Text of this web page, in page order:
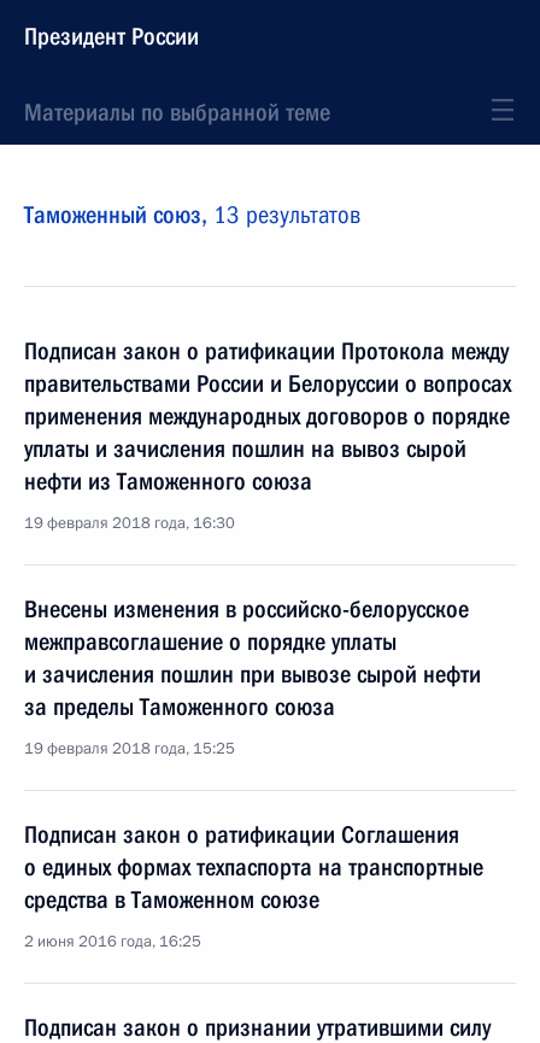
Президент России
Материалы по выбранной теме
Таможенный союз, 13 результатов
Подписан закон о ратификации Протокола между
правительствами России и Белоруссии о вопросах
применения международных договоров о порядке
уплаты и зачисления пошлин на вывоз сырой
нефти из Таможенного союза
19 февраля 2018 года, 16:30
Внесены изменения в российско-белорусское
межправсоглашение о порядке уплаты
и зачисления пошлин при вывозе сырой нефти
за пределы Таможенного союза
19 февраля 2018 года, 15:25
Подписан закон о ратификации Соглашения
о единых формах техпаспорта на транспортные
средства в Таможенном союзе
2 июня 2016 года, 16:25
Подписан закон о признании утратившими силу